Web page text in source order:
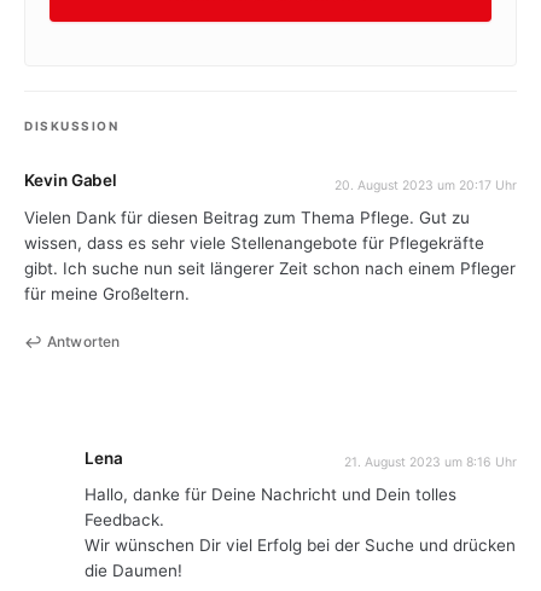
DISKUSSION
Kevin Gabel 20. August 2023 um 20:17 Uhr
Vielen Dank für diesen Beitrag zum Thema Pflege. Gut zu
wissen, dass es sehr viele Stellenangebote für Pflegekräfte
gibt. Ich suche nun seit längerer Zeit schon nach einem Pfleger
für meine Großeltern.
Antworten
Lena 21. August 2023 um 8:16 Uhr
Hallo, danke für Deine Nachricht und Dein tolles
Feedback.
Wir wünschen Dir viel Erfolg bei der Suche und drücken
die Daumen!